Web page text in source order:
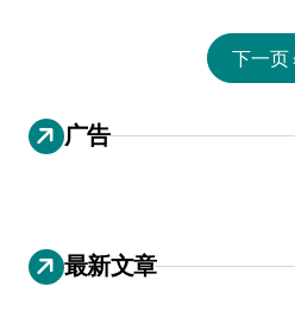
下一页
广告
最新文章